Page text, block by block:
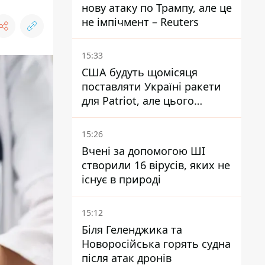
нову атаку по Трампу, але це
не імпічмент – Reuters
15:33
США будуть щомісяця
поставляти Україні ракети
для Patriot, але цього
недостатньо - Зеленський
15:26
Вчені за допомогою ШІ
створили 16 вірусів, яких не
існує в природі
15:12
Біля Геленджика та
Новоросійська горять судна
після атак дронів